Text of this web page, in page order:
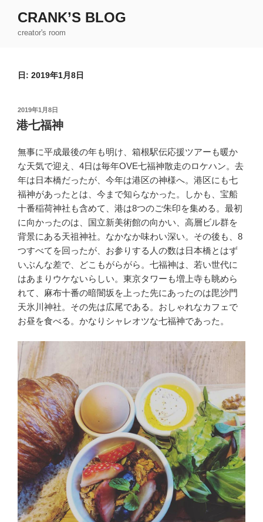
CRANK’S BLOG
creator's room
日: 2019年1月8日
投
稿
日:
2019年1月8日
港七福神
無事に平成最後の年も明け、箱根駅伝応援ツアーも暖か
な天気で迎え、4日は毎年OVE七福神散走のロケハン。去
年は日本橋だったが、今年は港区の神様へ。港区にも七
福神があったとは、今まで知らなかった。しかも、宝船
十番稲荷神社も含めて、港は8つのご朱印を集める。最初
に向かったのは、国立新美術館の向かい、高層ビル群を
背景にある天祖神社。なかなか味わい深い。その後も、8
つすべてを回ったが、お参りする人の数は日本橋とはず
いぶんな差で、どこもがらがら。七福神は、若い世代に
はあまりウケないらしい。東京タワーも増上寺も眺めら
れて、麻布十番の暗闇坂を上った先にあったのは毘沙門
天氷川神社。その先は広尾である。おしゃれなカフェで
お昼を食べる。かなりシャレオツな七福神であった。